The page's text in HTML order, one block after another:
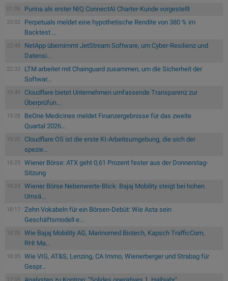
01:09 Purina als erster NIQ ConnectAI Charter-Kunde vorgestellt
23:02
Perpetuals meldet eine hypothetische Rendite von 380 % im
Backtest ...
22:48
NetApp übernimmt JetStream Software, um Cyber-Resilienz und
Datensi...
22:33
LTM arbeitet mit Chainguard zusammen, um die Sicherheit der
Softwar...
19:49
Cloudflare bietet Unternehmen umfassende Transparenz zur
Überprüfun...
19:28
BeOne Medicines meldet Finanzergebnisse für das zweite
Quartal 2026...
19:20
Cloudflare OS ist die erste KI-Arbeitsumgebung, die sich der
spezie...
18:25
Wiener Börse: ATX geht 0,61 Prozent fester aus der Donnerstag-
Sitzung
18:24
Wiener Börse Nebenwerte-Blick: Bajaj Mobility steigt bei hohen
Umsä...
18:17
Zehn Vokabeln für ein Börsen-Debüt: Wie Asta sein
Geschäftsmodell e...
18:05
Wie Bajaj Mobility AG, Marinomed Biotech, Kapsch TrafficCom,
RHI Ma...
18:05
Wie VIG, AT&S, Lenzing, CA Immo, Wienerberger und Strabag für
Gespr...
17:05